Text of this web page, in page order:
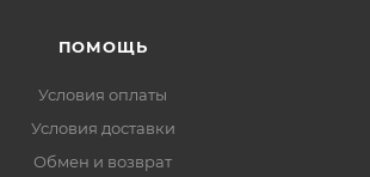
ПОМОЩЬ
Условия оплаты
Условия доставки
Обмен и возврат